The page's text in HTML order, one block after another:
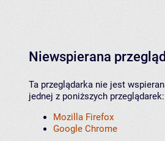
Niewspierana
Ta przeglądarka nie jest
jednej z poniższych przeglądarek:
Mozilla Firefox
Google Chrome